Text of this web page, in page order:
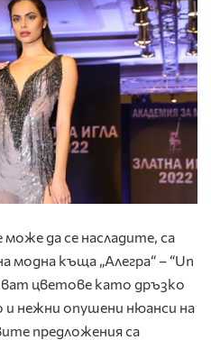
да се насладите, са
модна къща „Алегра“ – “Un
цветове като дръзко
и нежни опушени нюанси на
предложения са